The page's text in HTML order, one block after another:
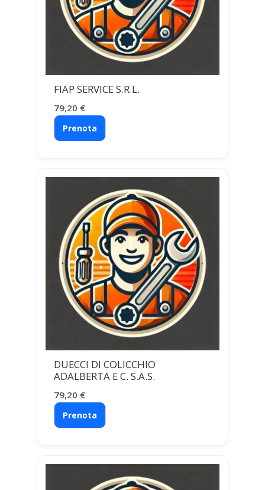
FIAP SERVICE S.R.L.
79,20 €
Prenota
DUECCI DI COLICCHIO
ADALBERTA E C. S.A.S.
79,20 €
Prenota